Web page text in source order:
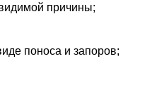
причины;
поноса и запоров;